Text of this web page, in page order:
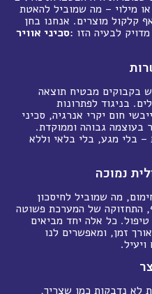
מילוי – מה שמוביל להאטת
קלקול מוצרים. אנחנו בחן
לבעיה הזו :סכיני אוויר
בקבוקים מבטיח תוצאה
בניגוד לפתרונות
חום יקרי אנרגיה, סכיני
בעוצמה גבוהה וממוקדת.
– בלי מגע, בלי בלאי וללא
נמוכה
מה שמוביל לחיסכון
התחזוקה של המערכת פשוטה
כל אלה יחד מביאים
זמן, ומאפשרים לנו
.
לא נדבקות כמו שצריך,